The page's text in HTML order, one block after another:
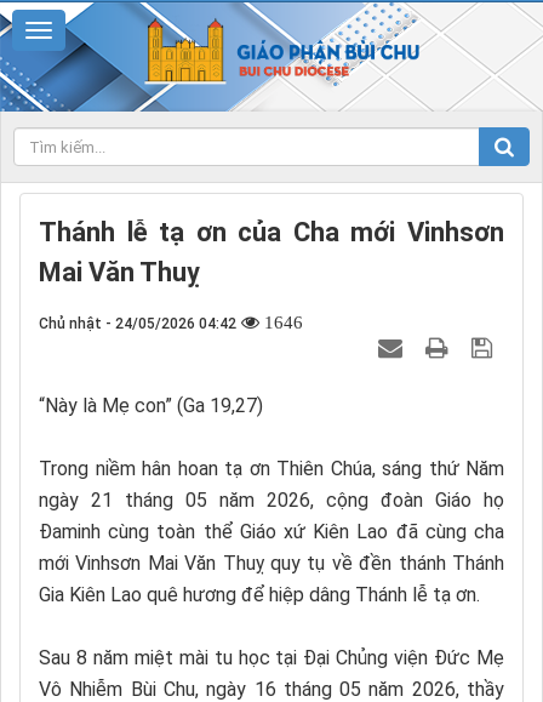
Thánh lễ tạ ơn của Cha mới Vinhsơn
Mai Văn Thuỵ
Chủ nhật - 24/05/2026 04:42 1646
“Này là Mẹ con” (Ga 19,27)
Trong niềm hân hoan tạ ơn Thiên Chúa, sáng thứ Năm
ngày 21 tháng 05 năm 2026, cộng đoàn Giáo họ
Đaminh cùng toàn thể Giáo xứ Kiên Lao đã cùng cha
mới Vinhsơn Mai Văn Thuỵ quy tụ về đền thánh Thánh
Gia Kiên Lao quê hương để hiệp dâng Thánh lễ tạ ơn.
Sau 8 năm miệt mài tu học tại Đại Chủng viện Đức Mẹ
Vô Nhiễm Bùi Chu, ngày 16 tháng 05 năm 2026, thầy